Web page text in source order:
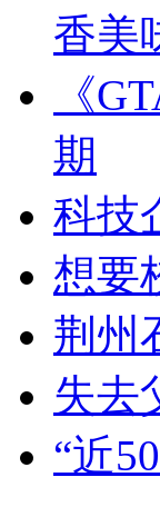
香美
《
期
科技
想要
荆州
失去
“近